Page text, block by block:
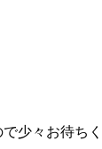
少々お待ち